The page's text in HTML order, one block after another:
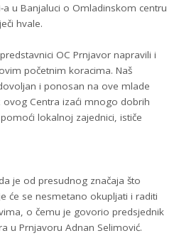
a u Banjaluci o Omladinskom centru
hvale.
OC Prnjavor napravili i
početnim koracima. Naš
i ponosan na ove mlade
Centra izaći mnogo dobrih
lokalnoj zajednici, ističe
je od presudnog značaja što
će se nesmetano okupljati i raditi
o čemu je govorio predsjednik
u Prnjavoru Adnan Selimović.